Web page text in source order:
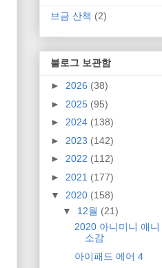
브금 산책 (2)
블로그 보관함
► 2026 (38)
► 2025 (95)
► 2024 (138)
► 2023 (142)
► 2022 (112)
► 2021 (177)
▼ 2020 (158)
▼ 12월 (21)
2020 아니미니 애
소감
아이패드 에어 4